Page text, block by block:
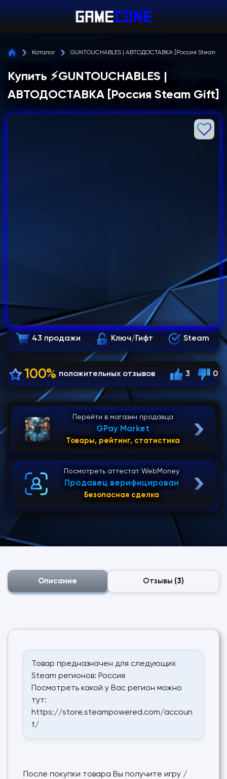
Каталог GUNTOUCHABLES | АВТОДОСТАВКА [Россия Steam
Купить ⚡️GUNTOUCHABLES |
АВТОДОСТАВКА [Россия Steam Gift]
43 продажи Ключ/Гифт Steam
100% положительных отзывов 3 0
Перейти в магазин продавца
GPay Market
Товары, рейтинг, статистика
Посмотреть аттестат WebMoney
Продавец верифицирован
Безопасная сделка
Описание Отзывы (3)
Товар предназначен для следующих
Steam регионов: Россия
Посмотреть какой у Вас регион можно
тут:
https://store.steampowered.com/accoun
t/
После покупки товара Вы получите игру /